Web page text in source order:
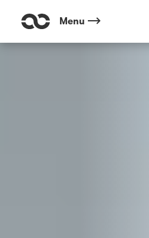
Menu
Outdoor Fitness direkt um die Ecke: